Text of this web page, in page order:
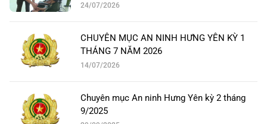
24/07/2026
CHUYÊN MỤC AN NINH HƯNG YÊN KỲ 1
THÁNG 7 NĂM 2026
14/07/2026
Chuyên mục An ninh Hưng Yên kỳ 2 tháng
9/2025